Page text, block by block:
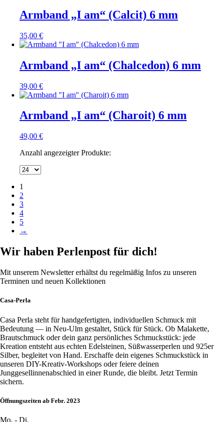
Armband „I am“ (Calcit) 6 mm
35,00 €
Armband „I am“ (Chalcedon) 6 mm
39,00 €
Armband „I am“ (Charoit) 6 mm
49,00 €
Anzahl angezeigter Produkte:
1
2
3
4
5
→
Wir haben Perlenpost für dich!
Mit unserem Newsletter erhältst du regelmäßig Infos zu unseren
Terminen und neuen Kollektionen
Casa-Perla
Casa Perla steht für handgefertigten, individuellen Schmuck mit
Bedeutung — in Neu-Ulm gestaltet, Stück für Stück. Ob Malakette,
Brautschmuck oder dein ganz persönliches Schmuckstück: jede
Kreation entsteht aus echten Edelsteinen, Süßwasserperlen und 925er
Silber, begleitet von Hand. Erschaffe dein eigenes Schmuckstück in
unseren DIY-Kreativ-Workshops oder feiere deinen
Junggesellinnenabschied in einer Runde, die bleibt. Jetzt Termin
sichern.
Öffnungszeiten ab Febr. 2023
Mo. - Di.